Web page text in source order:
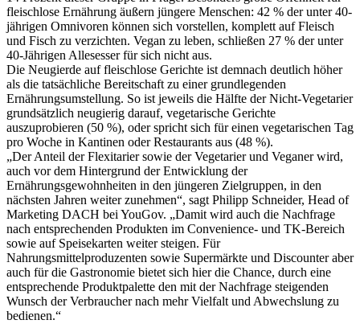
fleischlose Ernährung äußern jüngere Menschen: 42 % der unter 40-
jährigen Omnivoren können sich vorstellen, komplett auf Fleisch
und Fisch zu verzichten. Vegan zu leben, schließen 27 % der unter
40-Jährigen Allesesser für sich nicht aus.
Die Neugierde auf fleischlose Gerichte ist demnach deutlich höher
als die tatsächliche Bereitschaft zu einer grundlegenden
Ernährungsumstellung. So ist jeweils die Hälfte der Nicht-Vegetarier
grundsätzlich neugierig darauf, vegetarische Gerichte
auszuprobieren (50 %), oder spricht sich für einen vegetarischen Tag
pro Woche in Kantinen oder Restaurants aus (48 %).
„Der Anteil der Flexitarier sowie der Vegetarier und Veganer wird,
auch vor dem Hintergrund der Entwicklung der
Ernährungsgewohnheiten in den jüngeren Zielgruppen, in den
nächsten Jahren weiter zunehmen“, sagt Philipp Schneider, Head of
Marketing DACH bei YouGov. „Damit wird auch die Nachfrage
nach entsprechenden Produkten im Convenience- und TK-Bereich
sowie auf Speisekarten weiter steigen. Für
Nahrungsmittelproduzenten sowie Supermärkte und Discounter aber
auch für die Gastronomie bietet sich hier die Chance, durch eine
entsprechende Produktpalette den mit der Nachfrage steigenden
Wunsch der Verbraucher nach mehr Vielfalt und Abwechslung zu
bedienen.“